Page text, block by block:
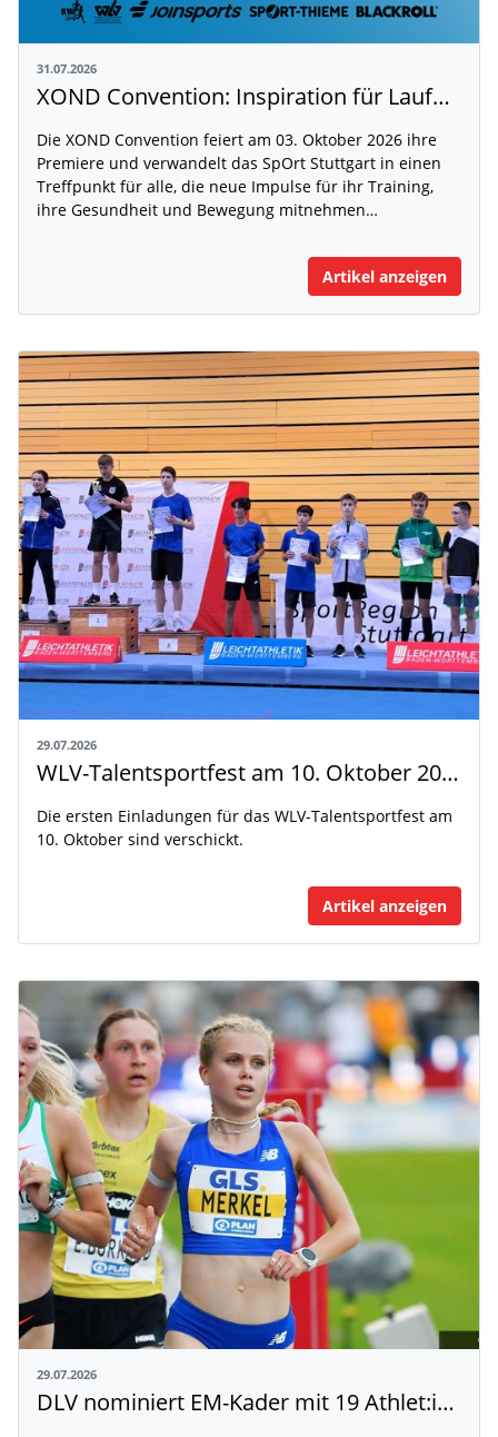
31.07.2026
XOND Convention: Inspiration für Laufen, Fitness und Gesundheit
Die XOND Convention feiert am 03. Oktober 2026 ihre
Premiere und verwandelt das SpOrt Stuttgart in einen
Treffpunkt für alle, die neue Impulse für ihr Training,
ihre Gesundheit und Bewegung mitnehmen…
Artikel anzeigen
29.07.2026
WLV-Talentsportfest am 10. Oktober 2026
Die ersten Einladungen für das WLV-Talentsportfest am
10. Oktober sind verschickt.
Artikel anzeigen
29.07.2026
DLV nominiert EM-Kader mit 19 Athlet:innen aus Baden-Württemberg